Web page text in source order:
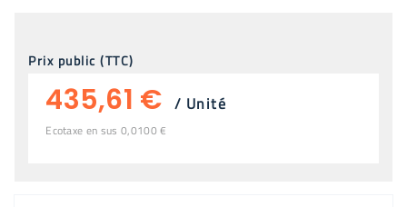
Prix public (TTC)
435,61 € / Unité
Ecotaxe en sus 0,0100 €